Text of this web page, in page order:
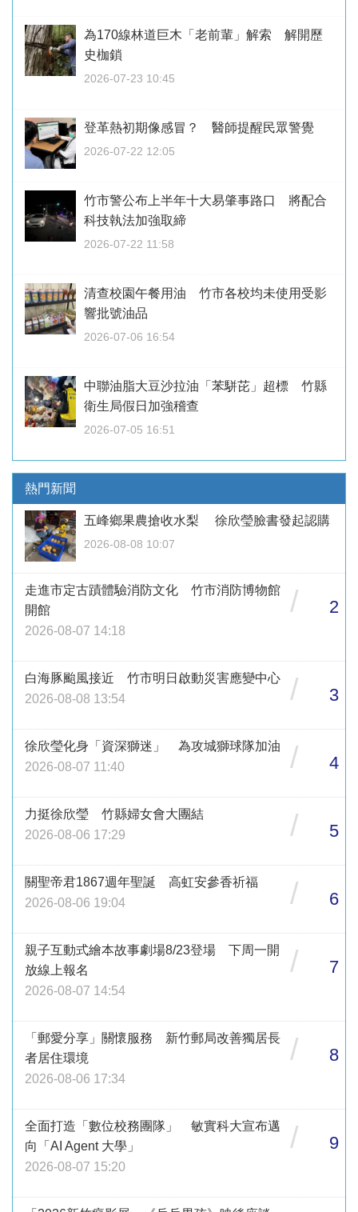
為170線林道巨木「老前輩」解索 解開歷
史枷鎖
2026-07-23 10:45
登革熱初期像感冒？ 醫師提醒民眾警覺
2026-07-22 12:05
竹市警公布上半年十大易肇事路口 將配合
科技執法加強取締
2026-07-22 11:58
清查校園午餐用油 竹市各校均未使用受影
響批號油品
2026-07-06 16:54
中聯油脂大豆沙拉油「苯駢芘」超標 竹縣
衛生局假日加強稽查
2026-07-05 16:51
熱門新聞
五峰鄉果農搶收水梨 徐欣瑩臉書發起認購
2026-08-08 10:07
走進市定古蹟體驗消防文化 竹市消防博物館
開館
2026-08-07 14:18
/ 2
白海豚颱風接近 竹市明日啟動災害應變中心
2026-08-08 13:54
/ 3
徐欣瑩化身「資深獅迷」 為攻城獅球隊加油
2026-08-07 11:40
/ 4
力挺徐欣瑩 竹縣婦女會大團結
2026-08-06 17:29
/ 5
關聖帝君1867週年聖誕 高虹安參香祈福
2026-08-06 19:04
/ 6
親子互動式繪本故事劇場8/23登場 下周一開
放線上報名
2026-08-07 14:54
/ 7
「郵愛分享」關懷服務 新竹郵局改善獨居長
者居住環境
2026-08-06 17:34
/ 8
全面打造「數位校務團隊」 敏實科大宣布邁
向「AI Agent 大學」
2026-08-07 15:20
/ 9